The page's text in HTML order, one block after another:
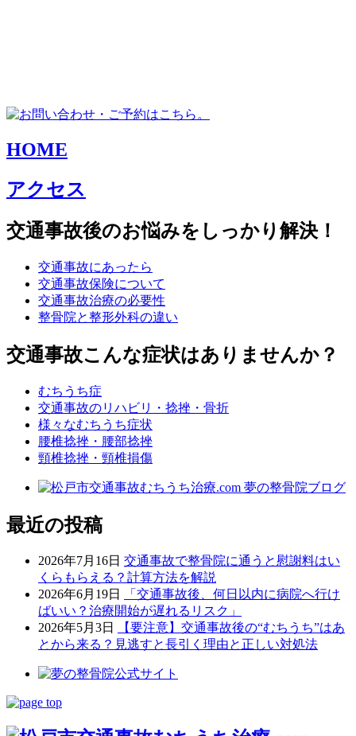
HOME
アクセス
交通事故後のお悩みをしっかり解決！
交通事故にあったら
交通事故保険について
交通事故治療の必要性
整骨院と整形外科の違い
交通事故こんな症状はありませんか？
むちうち症
交通事故のリハビリ・捻挫・骨折
様々なむちうち症状
腰椎捻挫・腰部捻挫
頸椎捻挫・頸椎損傷
最近の投稿
2026年7月16日 交通事故で整骨院に通うと慰謝料はい
くらもらえる？計算方法を解説
2026年6月19日
「交通事故後、何日以内に病院へ行け
ばいい？治療開始が遅れるリスク」
2026年5月3日
【要注意】交通事故後の“むちうち”はあ
とから来る？見逃すと長引く理由と正しい対処法